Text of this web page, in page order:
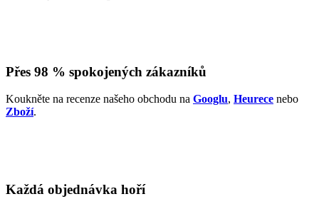
Přes 98 % spokojených zákazníků
Koukněte na recenze našeho obchodu na Googlu, Heurece nebo
Zboží.
Každá objednávka hoří